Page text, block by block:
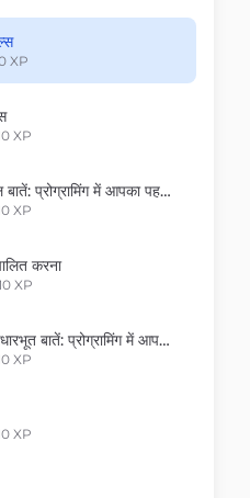
XP
XP
पायथन की मूल बातें: प्रोग्रामिंग में आपका पहला कदम
XP
करना
XP
Python आधारभूत बातें: प्रोग्रामिंग में आपका पहला कदम
XP
XP